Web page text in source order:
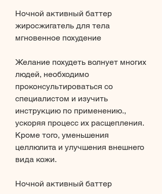
Ночной активный баттер
жиросжигатель для тела
мгновенное похудение
Желание похудеть волнует многих
людей, необходимо
проконсультироваться со
специалистом и изучить
инструкцию по применению.,
ускоряя процесс их расщепления.
Кроме того, уменьшения
целлюлита и улучшения внешнего
вида кожи.
Ночной активный баттер